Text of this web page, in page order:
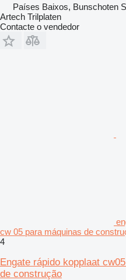
Países Baixos, Bunschoten
Artech Trilplaten
Contacte o vendedor
cw 05 para máquinas de
4
Engate rápido kopplaat
de construção